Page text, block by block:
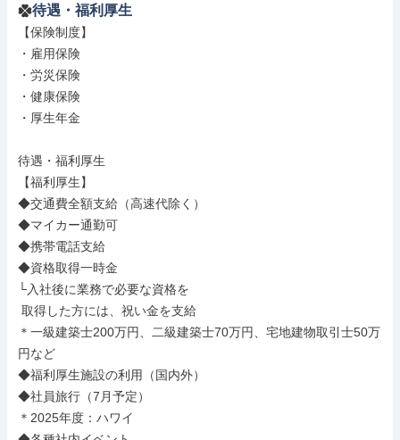
待遇・福利厚生
【保険制度】
・雇用保険
・労災保険
・健康保険
・厚生年金
待遇・福利厚生
【福利厚生】
◆交通費全額支給（高速代除く）
◆マイカー通勤可
◆携帯電話支給
◆資格取得一時金
└入社後に業務で必要な資格を
＊一級建築士200万円、二級建築士70万円、宅地建物取引士50万
円など
◆福利厚生施設の利用（国内外）
◆社員旅行（7月予定）
＊2025年度：ハワイ